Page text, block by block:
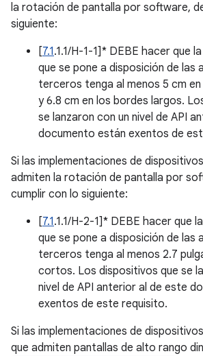
la rotación de pantalla por software,
siguiente:
[7.1.1.1/H-1-1]* DEBE hacer que
que se pone a disposición de las
terceros tenga al menos 5 cm
y 6.8 cm en los bordes largos.
se lanzaron con un nivel de API
documento están exentos de
Si las implementaciones de
admiten la rotación de pantalla por
cumplir con lo siguiente:
[7.1.1.1/H-2-1]* DEBE hacer que
que se pone a disposición de las
terceros tenga al menos 2.7
cortos. Los dispositivos que se
nivel de API anterior al de este
exentos de este requisito.
Si las implementaciones de
que admiten pantallas de alto rango